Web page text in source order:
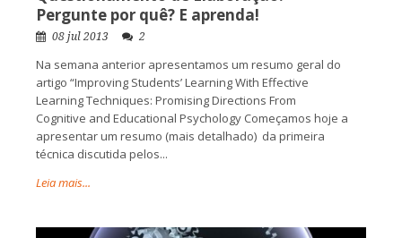
Pergunte por quê? E aprenda!
08 jul 2013 2
Na semana anterior apresentamos um resumo geral do
artigo “Improving Students’ Learning With Effective
Learning Techniques: Promising Directions From
Cognitive and Educational Psychology Começamos hoje a
apresentar um resumo (mais detalhado) da primeira
técnica discutida pelos...
Leia mais...